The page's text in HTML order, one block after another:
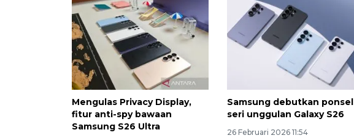
Mengulas Privacy Display,
fitur anti-spy bawaan
Samsung S26 Ultra
Samsung debutkan ponsel
seri unggulan Galaxy S26
26 Februari 2026 11:54